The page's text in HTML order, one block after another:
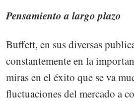
Pensamiento a largo plazo
Buffett, en sus diversas
constantemente en la
miras en el éxito que se va
fluctuaciones del mercado a